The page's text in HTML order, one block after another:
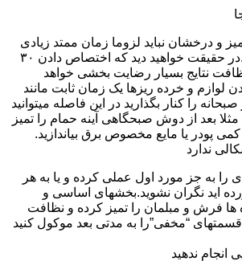
و درخشان نباید لزوما زمان ممتد زیادی
در اختیار داشته باشید.در حقیقت خواهید دید که اختصاص دادن ۳۰
نتایج بسیار رضایت بخشی خواهد
و خرده ریزها یک زمان ثابت مانند
را کنار بگذارید در این فاصله میتوانید
بعد از دوش صبحگاهی آینه حمام را تمیز
کمی پودر یا مایع مخصوص برق بیاندازید.
ای را به جز مورد اول عملی کرده و یا به هر
اید نگران نشوید.بخشهای اساسی و
ها فرش و مبلمان را تمیز کرده و نظافت
قسمتهای “مخفی”را به مدتی بعد موکول کنید